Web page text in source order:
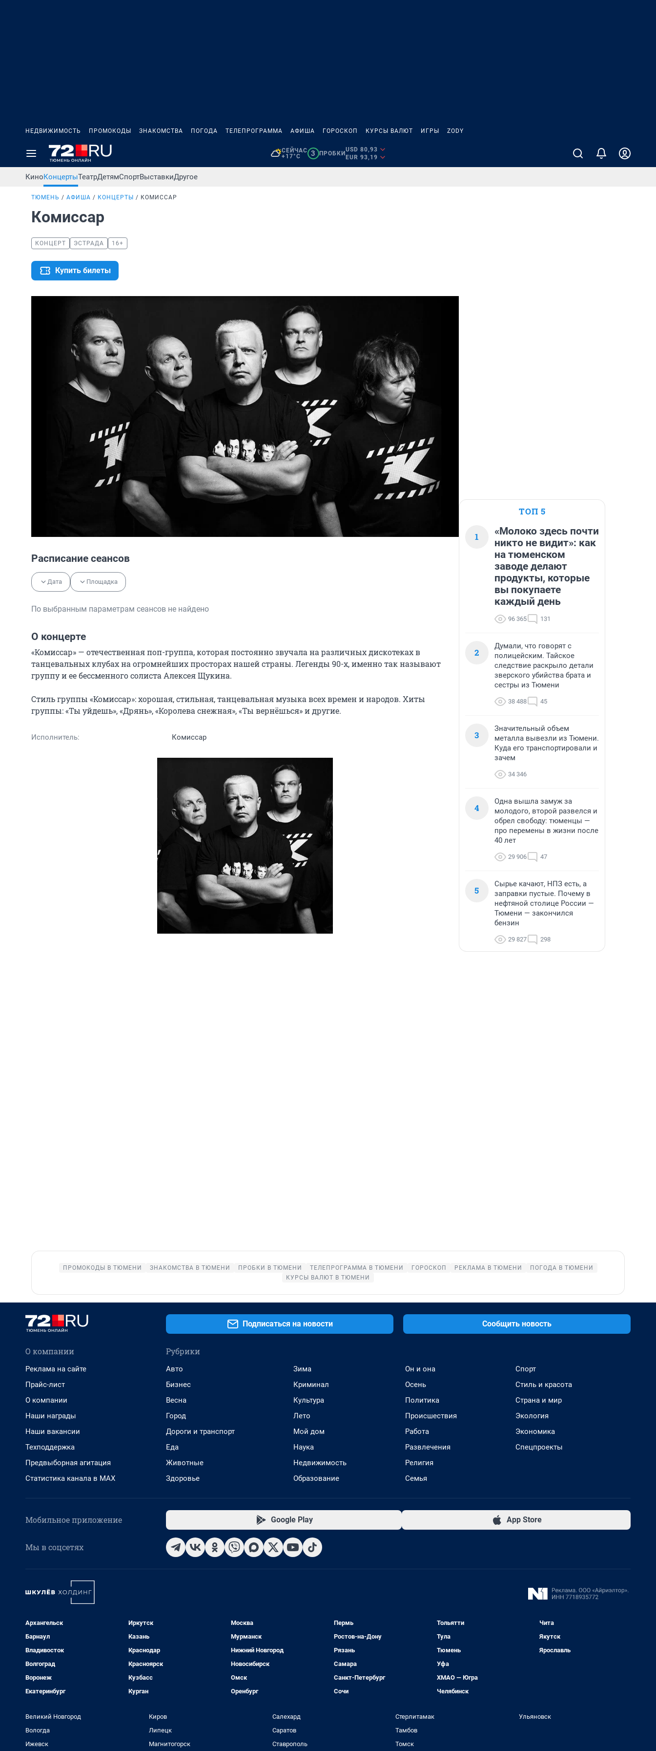
НЕДВИЖИМОСТЬ ПРОМОКОДЫ ЗНАКОМСТВА ПОГОДА ТЕЛЕПРОГРАММА АФИША ГОРОСКОП КУРСЫ ВАЛЮТ ИГРЫ ZODY
СЕЙЧАС
+17°C
3 ПРОБКИ
USD 80,93
EUR 93,19
КиноКонцертыТеатрДетямСпортВыставкиДругое
ТЮМЕНЬ АФИША КОНЦЕРТЫ КОМИССАР
Комиссар
КОНЦЕРТ ЭСТРАДА 16+
Купить билеты
Расписание сеансов
Дата Площадка
По выбранным параметрам сеансов не найдено
О концерте
«Комиссар» — отечественная поп-группа, которая постоянно звучала на различных дискотеках в
танцевальных клубах на огромнейших просторах нашей страны. Легенды 90-х, именно так называют
группу и ее бессменного солиста Алексея Щукина.
Стиль группы «Комиссар»: хорошая, стильная, танцевальная музыка всех времен и народов. Хиты
группы: «Ты уйдешь», «Дрянь», «Королева снежная», «Ты вернёшься» и другие.
Исполнитель: Комиссар
ТОП 5
1
«Молоко здесь почти
никто не видит»: как
на тюменском
заводе делают
продукты, которые
вы покупаете
каждый день
96 365 131
2
Думали, что говорят с
полицейским. Тайское
следствие раскрыло детали
зверского убийства брата и
сестры из Тюмени
38 488 45
3
Значительный объем
металла вывезли из Тюмени.
Куда его транспортировали и
зачем
34 346
4
Одна вышла замуж за
молодого, второй развелся и
обрел свободу: тюменцы —
про перемены в жизни после
40 лет
29 906 47
5
Сырье качают, НПЗ есть, а
заправки пустые. Почему в
нефтяной столице России —
Тюмени — закончился
бензин
29 827 298
ПРОМОКОДЫ В ТЮМЕНИ ЗНАКОМСТВА В ТЮМЕНИ ПРОБКИ В ТЮМЕНИ ТЕЛЕПРОГРАММА В ТЮМЕНИ ГОРОСКОП РЕКЛАМА В ТЮМЕНИ
ПОГОДА В ТЮМЕНИ
КУРСЫ ВАЛЮТ В ТЮМЕНИ
Подписаться на новости Сообщить новость
О компании
Реклама на сайте
Прайс-лист
О компании
Наши награды
Наши вакансии
Техподдержка
Предвыборная агитация
Статистика канала в MAX
Рубрики
Авто
Бизнес
Весна
Город
Дороги и транспорт
Еда
Животные
Здоровье
Зима
Криминал
Культура
Лето
Мой дом
Наука
Недвижимость
Образование
Он и она
Осень
Политика
Происшествия
Работа
Развлечения
Религия
Семья
Спорт
Стиль и красота
Страна и мир
Экология
Экономика
Спецпроекты
Мобильное приложение Google Play App Store
Мы в соцсетях
Архангельск
Барнаул
Владивосток
Волгоград
Воронеж
Екатеринбург
Иркутск
Казань
Краснодар
Красноярск
Кузбасс
Курган
Москва
Мурманск
Нижний Новгород
Новосибирск
Омск
Оренбург
Пермь
Ростов-на-Дону
Рязань
Самара
Санкт-Петербург
Сочи
Тольятти
Тула
Тюмень
Уфа
ХМАО — Югра
Челябинск
Чита
Якутск
Ярославль
Великий Новгород
Вологда
Ижевск
Киров
Липецк
Магнитогорск
Салехард
Саратов
Ставрополь
Стерлитамак
Тамбов
Томск
Ульяновск